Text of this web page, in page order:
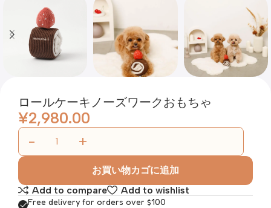
ロールケーキノーズワークおもちゃ
¥2,980.00
お買い物カゴに追加
Add to compare
Add to wishlist
Free delivery for orders over $100